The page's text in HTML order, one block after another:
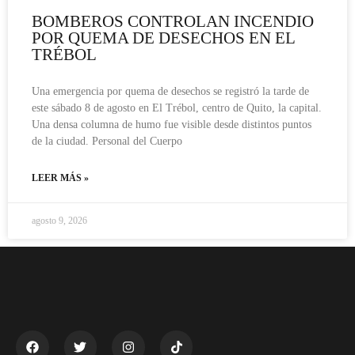
BOMBEROS CONTROLAN INCENDIO
POR QUEMA DE DESECHOS EN EL
TRÉBOL
Una emergencia por quema de desechos se registró la tarde de
este sábado 8 de agosto en El Trébol, centro de Quito, la capital.
Una densa columna de humo fue visible desde distintos puntos
de la ciudad. Personal del Cuerpo
LEER MÁS »
agosto 9, 2026